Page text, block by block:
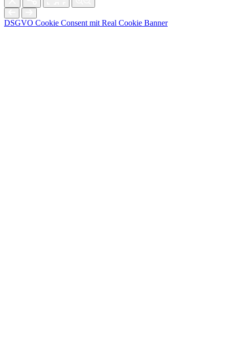
DSGVO Cookie Consent mit Real Cookie Banner